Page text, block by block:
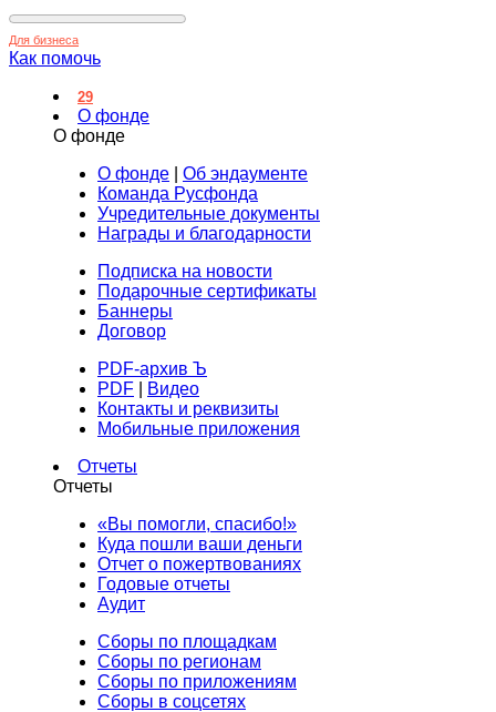
Для бизнеса
Как помочь
29
О фонде
О фонде
О фонде
Об эндаументе
Команда Русфонда
Учредительные документы
Награды и благодарности
Подписка на новости
Подарочные сертификаты
Баннеры
Договор
PDF-архив Ъ
PDF
Видео
Контакты и реквизиты
Мобильные приложения
Отчеты
Отчеты
«Вы помогли, спасибо!»
Куда пошли ваши деньги
Отчет о пожертвованиях
Годовые отчеты
Аудит
Сборы по площадкам
Сборы по регионам
Сборы по приложениям
Сборы в соцсетях